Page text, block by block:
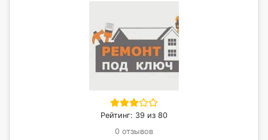
Рейтинг: 39 из 80
0 отзывов